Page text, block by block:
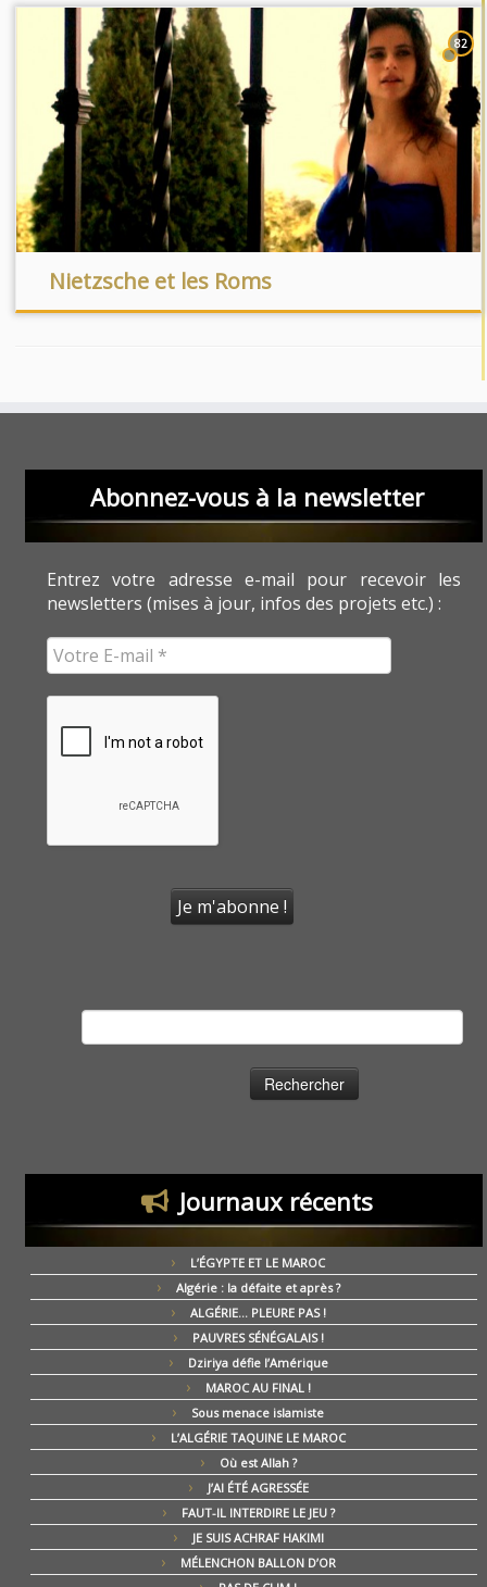
82
Nietzsche et les Roms
Abonnez-vous à la newsletter
Entrez votre adresse e-mail pour recevoir les
newsletters (mises à jour, infos des projets etc.) :
Journaux récents
L’ÉGYPTE ET LE MAROC
Algérie : la défaite et après ?
ALGÉRIE… PLEURE PAS !
PAUVRES SÉNÉGALAIS !
Dziriya défie l’Amérique
MAROC AU FINAL !
Sous menace islamiste
L’ALGÉRIE TAQUINE LE MAROC
Où est Allah ?
J’AI ÉTÉ AGRESSÉE
FAUT-IL INTERDIRE LE JEU ?
JE SUIS ACHRAF HAKIMI
MÉLENCHON BALLON D’OR